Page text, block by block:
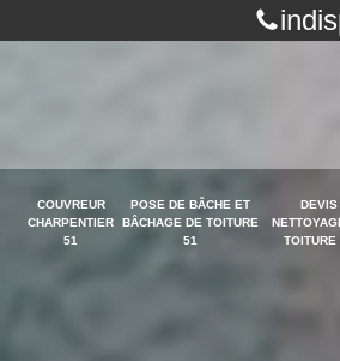
COUVREUR
CHARPENTIER
51
POSE DE BÂCHE ET
BÂCHAGE DE TOITURE
51
DEVIS
TOITURE